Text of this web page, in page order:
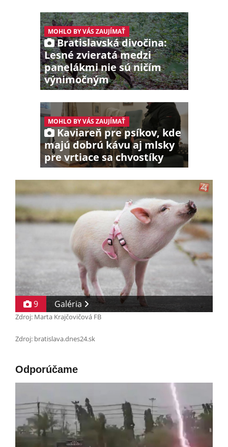
MOHLO BY VÁS ZAUJÍMAŤ
Bratislavská divočina:
Lesné zvieratá medzi
panelákmi nie sú ničím
výnimočným
MOHLO BY VÁS ZAUJÍMAŤ
Kaviareň pre psíkov, kde
majú dobrú kávu aj mlsky
pre vrtiace sa chvostíky
9 Galéria
Zdroj: Marta Krajčovičová FB
Zdroj: bratislava.dnes24.sk
Odporúčame